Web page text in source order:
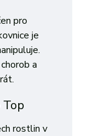
pro
je
a
rostlin v